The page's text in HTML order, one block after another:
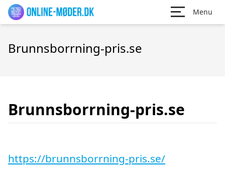
Menu
Brunnsborrning-pris.se
Brunnsborrning-pris.se
https://brunnsborrning-pris.se/